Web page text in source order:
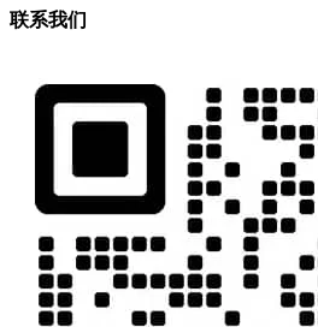
联系我们